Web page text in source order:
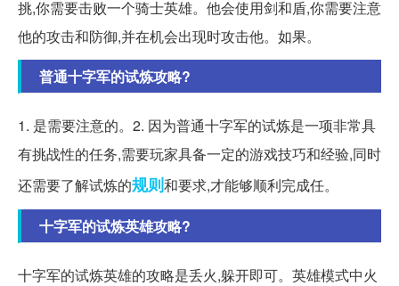
挑,你需要击败一个骑士英雄。他会使用剑和盾,你需要注意
他的攻击和防御,并在机会出现时攻击他。如果。
普通十字军的试炼攻略?
1. 是需要注意的。2. 因为普通十字军的试炼是一项非常具
有挑战性的任务,需要玩家具备一定的游戏技巧和经验,同时
还需要了解试炼的规则和要求,才能够顺利完成任。
十字军的试炼英雄攻略?
十字军的试炼英雄的攻略是丢火,躲开即可。英雄模式中火